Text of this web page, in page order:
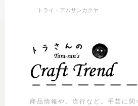
トライ・アムサンカクヤ
商品情報や、流行など。手芸に関